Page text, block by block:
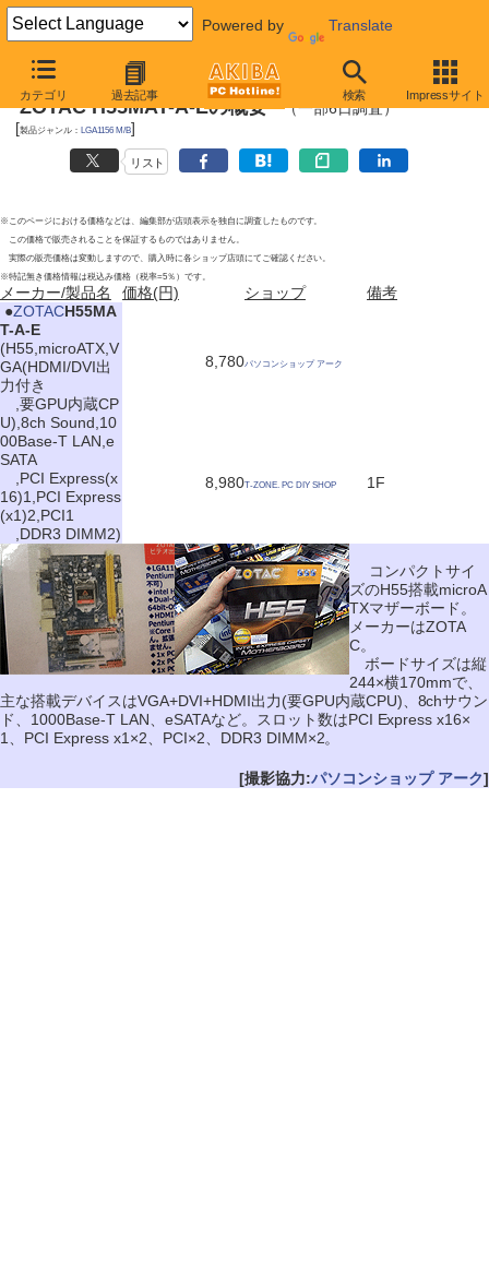
Powered by Translate
カテゴリ 過去記事 検索 Impressサイト
2010年6月5日号
ZOTAC H55MAT-A-Eの概要（一部6日調査）
[製品ジャンル： LGA1156 M/B]
リスト
※このページにおける価格などは、編集部が店頭表示を独自に調査したものです。
この価格で販売されることを保証するものではありません。
実際の販売価格は変動しますので、購入時に各ショップ店頭にてご確認ください。
※特記無き価格情報は税込み価格（税率=5％）です。
メーカー/製品名 価格(円) ショップ
備考
●ZOTACH55MA
T-A-E
(H55,microATX,V
GA(HDMI/DVI出
力付き
,要GPU内蔵CP
U),8ch Sound,10
00Base-T LAN,e
SATA
,PCI Express(x
16)1,PCI Express
(x1)2,PCI1
,DDR3 DIMM2)
8,780パソコンショップ アーク
8,980T-ZONE. PC DIY SHOP 1F
コンパクトサイ
ズのH55搭載microA
TXマザーボード。
メーカーはZOTA
C。
ボードサイズは縦
244×横170mmで、
主な搭載デバイスはVGA+DVI+HDMI出力(要GPU内蔵CPU)、8chサウン
ド、1000Base-T LAN、eSATAなど。スロット数はPCI Express x16×
1、PCI Express x1×2、PCI×2、DDR3 DIMM×2。
[撮影協力:パソコンショップ アーク]